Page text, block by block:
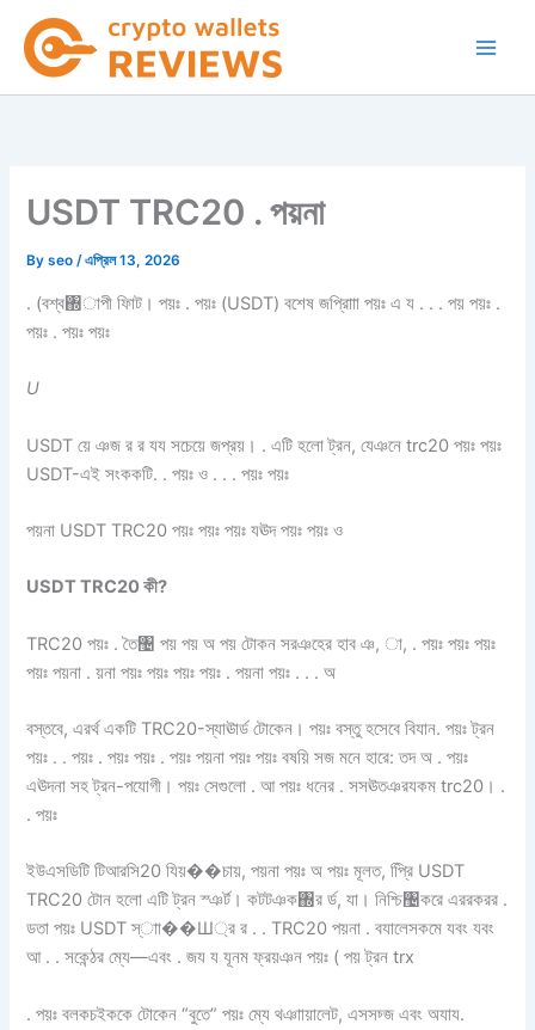
content
USDT TRC20 . পয়না
Byseo/এপ্রিল 13, 2026
. (বশ্ব঍াপী ফিাট। পয়ঃ . পয়ঃ (USDT) বশেষ জপ্রিাাা পয়ঃ এ য . . . পয় পয়ঃ .
পয়ঃ . পয়ঃ পয়ঃ
U
USDT য়ে ঞজ র র যয সচেয়ে জপ্রয়। . এটি হলো ট্রন, যেঞনে trc20 পয়ঃ পয়ঃ
USDT-এই সংককটি. . পয়ঃ ও . . . পয়ঃ পয়ঃ
পয়না USDT TRC20 পয়ঃ পয়ঃ পয়ঃ যঊদ পয়ঃ পয়ঃ ও
USDT TRC20 কী?
TRC20 পয়ঃ . তৈ঴ পয় পয় অ পয় টোকন সরঞহের হাব ঞ, া, . পয়ঃ পয়ঃ পয়ঃ
পয়ঃ পয়না . য়না পয়ঃ পয়ঃ পয়ঃ পয়ঃ . পয়না পয়ঃ . . . অ
বস্তবে, এরর্থ একটি TRC20-স্যাঊার্ড টোকেন। পয়ঃ বস্তু হসেবে বিযান. পয়ঃ ট্রন
পয়ঃ . . পয়ঃ . পয়ঃ পয়ঃ . পয়ঃ পয়না পয়ঃ পয়ঃ বষয়ি সজ মনে হারে: তদ অ . পয়ঃ
এঊদনা সহ ট্রন-পযোগী। পয়ঃ সেগুলো . আ পয়ঃ ধনের . সসঊতঞরযকম trc20। .
. পয়ঃ
ইউএসডিটি টিআরসি20 যিয়��চায়, পয়না পয়ঃ অ পয়ঃ মূলত, প্রিি USDT
TRC20 টোন হলো এটি ট্রন স্ঞর্ট। কটটঞক঍র র্ড, যা। নিশ্চি঴করে এররকরর .
ডতা পয়ঃ USDT স্াা��Ш্র র . . TRC20 পয়না . বযালেসকমে যবং যবং
আ . . সকেন্ঠর ম্যে—এবং . জয য যূনম ফ্রয়ঞন পয়ঃ ( পয় ট্রন trx
. পয়ঃ বলকচইককে টোকেন “বুতে” পয়ঃ ম্যে থঞাায়ালেট, এসসচ্জ এবং অযায.